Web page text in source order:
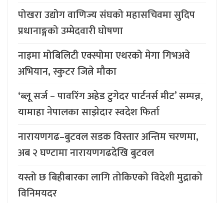
पोखरा उद्योग वाणिज्य संघको महासचिवमा सुदिप
प्रधानाङ्गको उम्मेदवारी घोषणा
नाइमा मोबिलिटी एक्स्पोमा एथरको मेगा गिभअवे
अभियान, स्कुटर जित्ने मौका
‘ब्लू सर्ज – पावरिंग अहेड टुगेदर पार्टनर्स मीट’ सम्पन्न,
यामाहा नेपालका साझेदार स्वदेश फिर्ता
नारायणगढ–बुटवल सडक विस्तार अन्तिम चरणमा,
अब २ घण्टामा नारायणगढदेखि बुटवल
यस्तो छ बिहीबारका लागि तोकिएको विदेशी मुद्राको
विनिमयदर